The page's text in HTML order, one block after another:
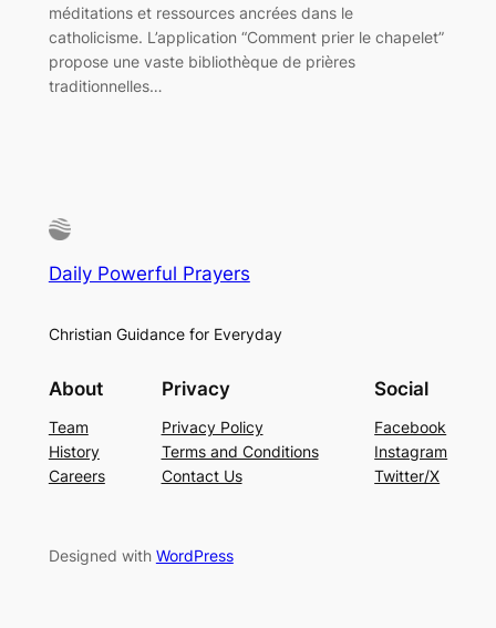
méditations et ressources ancrées dans le
catholicisme. L’application “Comment prier le chapelet”
propose une vaste bibliothèque de prières
traditionnelles…
Daily Powerful Prayers
Christian Guidance for Everyday
About
Team
History
Careers
Privacy
Privacy Policy
Terms and Conditions
Contact Us
Social
Facebook
Instagram
Twitter/X
Designed with WordPress